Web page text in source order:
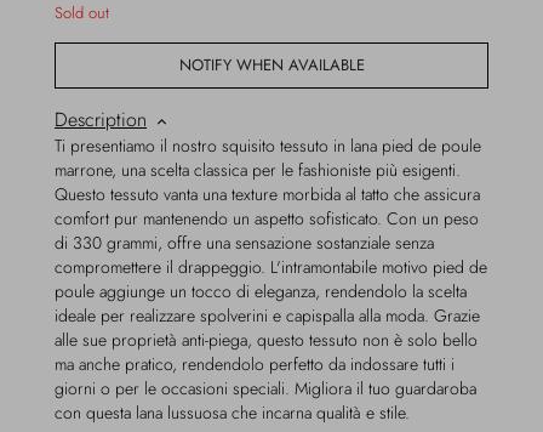
Sold out
NOTIFY WHEN AVAILABLE
Description
Ti presentiamo il nostro squisito tessuto in lana pied de poule
marrone, una scelta classica per le fashioniste più esigenti.
Questo tessuto vanta una texture morbida al tatto che assicura
comfort pur mantenendo un aspetto sofisticato. Con un peso
di 330 grammi, offre una sensazione sostanziale senza
compromettere il drappeggio. L'intramontabile motivo pied de
poule aggiunge un tocco di eleganza, rendendolo la scelta
ideale per realizzare spolverini e capispalla alla moda. Grazie
alle sue proprietà anti-piega, questo tessuto non è solo bello
ma anche pratico, rendendolo perfetto da indossare tutti i
giorni o per le occasioni speciali. Migliora il tuo guardaroba
con questa lana lussuosa che incarna qualità e stile.